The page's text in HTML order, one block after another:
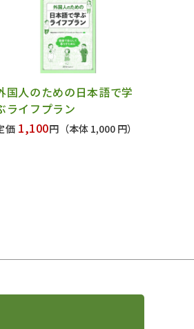
国人のための日本語で学
ライフプラン
価 1,100円 （本体 1,000 円）